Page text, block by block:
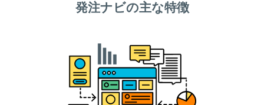
発注ナビの主な特徴